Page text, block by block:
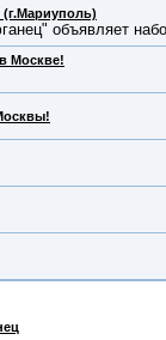
объявляет
Москве!